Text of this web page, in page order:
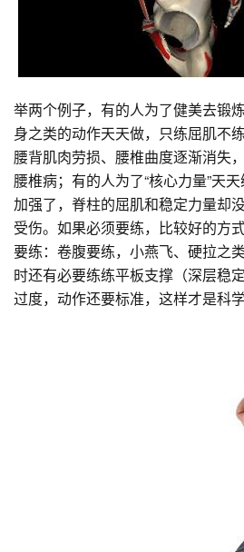
举两个例子，有的人为了健美去锻
身之类的动作天天做，只练屈肌不
腰背肌肉劳损、腰椎曲度逐渐消失
腰椎病；有的人为了“核心力量”天
加强了，脊柱的屈肌和稳定力量却
受伤。如果必须要练，比较好的方
要练：卷腹要练，小燕飞、硬拉之
时还有必要练练平板支撑（深层稳
过度，动作还要标准，这样才是科